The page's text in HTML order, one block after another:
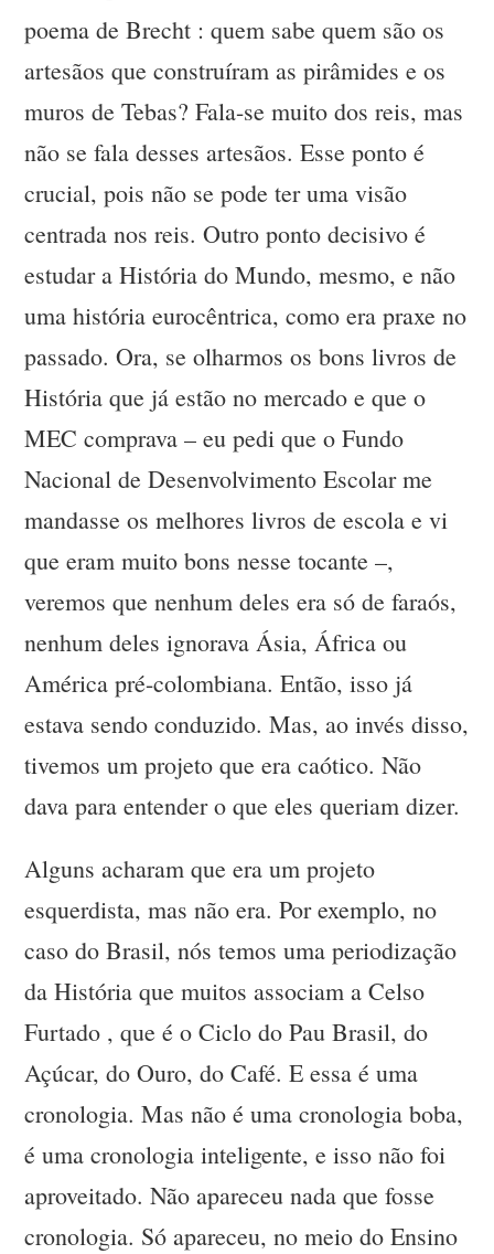
poema de Brecht : quem sabe quem são os
artesãos que construíram as pirâmides e os
muros de Tebas? Fala-se muito dos reis, mas
não se fala desses artesãos. Esse ponto é
crucial, pois não se pode ter uma visão
centrada nos reis. Outro ponto decisivo é
estudar a História do Mundo, mesmo, e não
uma história eurocêntrica, como era praxe no
passado. Ora, se olharmos os bons livros de
História que já estão no mercado e que o
MEC comprava – eu pedi que o Fundo
Nacional de Desenvolvimento Escolar me
mandasse os melhores livros de escola e vi
que eram muito bons nesse tocante –,
veremos que nenhum deles era só de faraós,
nenhum deles ignorava Ásia, África ou
América pré-colombiana. Então, isso já
estava sendo conduzido. Mas, ao invés disso,
tivemos um projeto que era caótico. Não
dava para entender o que eles queriam dizer.
Alguns acharam que era um projeto
esquerdista, mas não era. Por exemplo, no
caso do Brasil, nós temos uma periodização
da História que muitos associam a Celso
Furtado , que é o Ciclo do Pau Brasil, do
Açúcar, do Ouro, do Café. E essa é uma
cronologia. Mas não é uma cronologia boba,
é uma cronologia inteligente, e isso não foi
aproveitado. Não apareceu nada que fosse
cronologia. Só apareceu, no meio do Ensino